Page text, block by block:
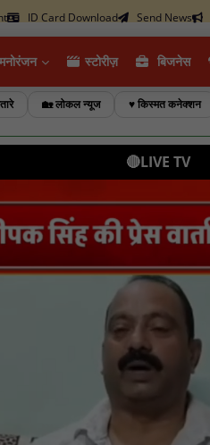
ID Card Download Send News
मनोरंजन स्टोरीज़ ब‍िजनेस
🏡 लोकल न्यूज ♥️ किस्मत कनेक्शन
🔴LIVE TV